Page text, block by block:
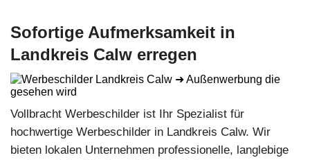
Sofortige Aufmerksamkeit in
Landkreis Calw erregen
Vollbracht Werbeschilder ist Ihr Spezialist für
hochwertige Werbeschilder in Landkreis Calw. Wir
bieten lokalen Unternehmen professionelle, langlebige